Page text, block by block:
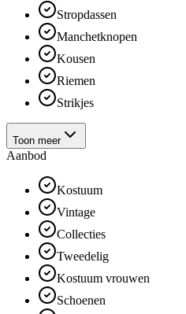
Stropdassen
Manchetknopen
Kousen
Riemen
Strikjes
Toon meer
Aanbod
Kostuum
Vintage
Collecties
Tweedelig
Kostuum vrouwen
Schoenen